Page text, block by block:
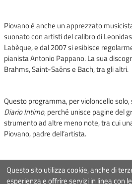
Piovano è anche un apprezzato
suonato con artisti del calibro di
Labèque, e dal 2007 si esibisce
pianista Antonio Pappano. La sua
Brahms, Saint-Saëns e Bach, tra gli altri.
Questo programma, per violoncello
Diario Intimo, perché unisce pagine del
strumento ad altre meno note, tra cui
Piovano, padre dell’artista.
Questo sito utilizza cookie, anche di
esperienza e offrire servizi in linea con